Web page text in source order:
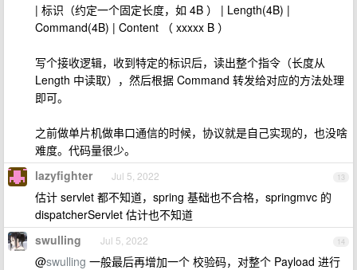
| 标识（约定一个固定长度，如 4B ） | Length(4B) |
Command(4B) | Content （ xxxxx B ）
写个接收逻辑，收到特定的标识后，读出整个指令（长度从
Length 中读取），然后根据 Command 转发给对应的方法处理
即可。
之前做单片机做串口通信的时候，协议就是自己实现的，也没啥
难度。代码量很少。
13
lazyfighter Jul 5, 2022
估计 servlet 都不知道，spring 基础也不合格，springmvc 的
dispatcherServlet 估计也不知道
14
swulling Jul 5, 2022
@swulling 一般最后再增加一个 校验码，对整个 Payload 进行